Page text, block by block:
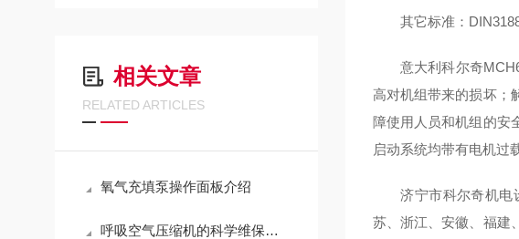
相关文章
RELATED ARTICLES
氧气充填泵操作面板介绍
呼吸空气压缩机的科学维保指导
其它标准：
意大利科尔奇MCH6
高对机组带来的损坏；
障使用人员和机组的安
启动系统均带有电机过
济宁市科尔奇机电设
苏、浙江、安徽、福建